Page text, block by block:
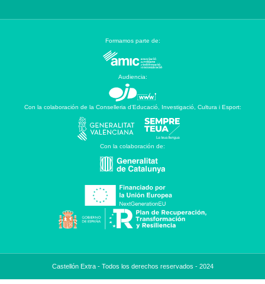
Formamos parte de:
Audiencia:
Con la colaboración de la Conselleria d’Educació, Investigació, Cultura i Esport:
Con la colaboración de:
Castellón Extra - Todos los derechos reservados - 2024